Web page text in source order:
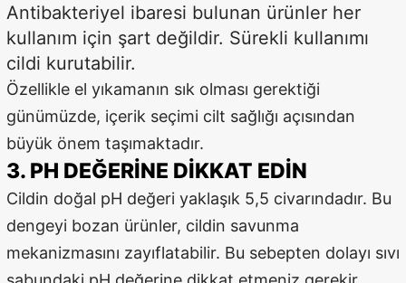
Antibakteriyel ibaresi bulunan ürünler her
kullanım için şart değildir. Sürekli kullanımı
cildi kurutabilir.
Özellikle el yıkamanın sık olması gerektiği
günümüzde, içerik seçimi cilt sağlığı açısından
büyük önem taşımaktadır.
3. PH DEĞERINE DIKKAT EDIN
Cildin doğal pH değeri yaklaşık 5,5 civarındadır. Bu
dengeyi bozan ürünler, cildin savunma
mekanizmasını zayıflatabilir. Bu sebepten dolayı sıvı